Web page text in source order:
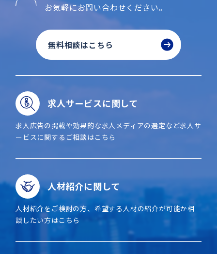
お気軽にお問い合わせください。
無料相談はこちら
求人サービスに関して
求人広告の掲載や効果的な求人メディアの選定など求人サ
ービスに関するご相談はこちら
人材紹介に関して
人材紹介をご検討の方、希望する人材の紹介が可能か相
談したい方はこちら